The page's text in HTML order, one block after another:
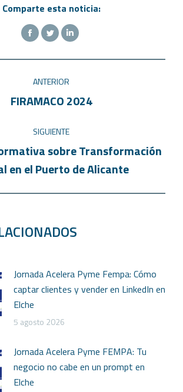
Comparte esta noticia:
ANTERIOR
FIRAMACO 2024
SIGUIENTE
sobre Transformación
en el Puerto de Alicante
Jornada Acelera Pyme Fempa: Cómo
captar clientes y vender en LinkedIn en
Elche
5 agosto 2026
Jornada Acelera Pyme FEMPA: Tu
negocio no cabe en un prompt en
Elche